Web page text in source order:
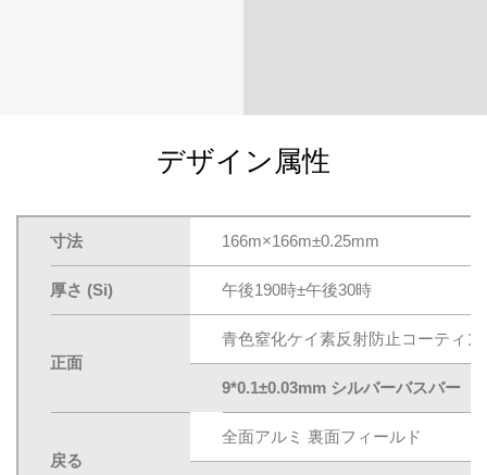
デザイン属性
寸法 166m×166m±0.25mm
厚さ (Si) 午後190時±午後30時
正面
青色窒化ケイ素反射防止コーティン
9*0.1±0.03mm シルバーバスバー
戻る
全面アルミ 裏面フィールド